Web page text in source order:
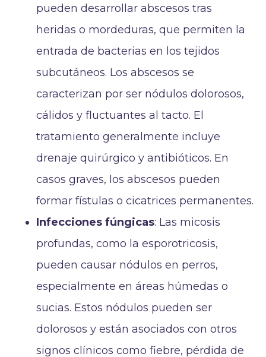
pueden desarrollar abscesos tras
heridas o mordeduras, que permiten la
entrada de bacterias en los tejidos
subcutáneos. Los abscesos se
caracterizan por ser nódulos dolorosos,
cálidos y fluctuantes al tacto. El
tratamiento generalmente incluye
drenaje quirúrgico y antibióticos. En
casos graves, los abscesos pueden
formar fístulas o cicatrices permanentes.
Infecciones fúngicas: Las micosis
profundas, como la esporotricosis,
pueden causar nódulos en perros,
especialmente en áreas húmedas o
sucias. Estos nódulos pueden ser
dolorosos y están asociados con otros
signos clínicos como fiebre, pérdida de